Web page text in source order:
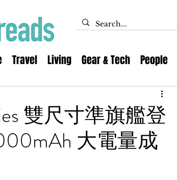
Travel Living Gear & Tech People
雙尺寸準旗艦登
大電量成